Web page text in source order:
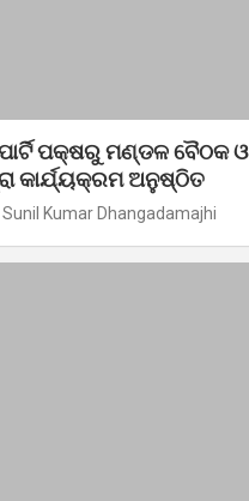
ପକ୍ଷରୁ ମଣ୍ଡଳ ବୈଠକ ଓ
କାର୍ଯ୍ୟକ୍ରମ ଅନୁଷ୍ଠିତ
Sunil Kumar Dhangadamajhi